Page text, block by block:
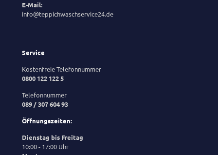
E-Mail:
info@teppichwaschservice24.de
Service
Kostenfreie Telefonnummer
0800 122 122 5
Telefonnummer
089 / 307 604 93
Öffnungszeiten:
Dienstag bis Freitag
10:00 - 17:00 Uhr